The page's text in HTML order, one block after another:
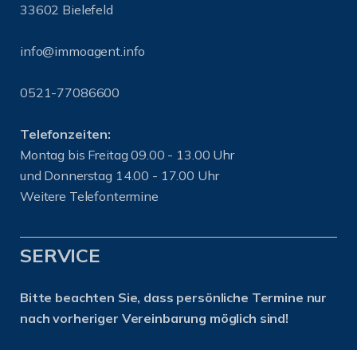
33602 Bielefeld
info@immoagent.info
0521-77086600
Telefonzeiten:
Montag bis Freitag 09.00 - 13.00 Uhr
und Donnerstag 14.00 - 17.00 Uhr
Weitere Telefontermine
SERVICE
Bitte beachten Sie, dass persönliche Termine nur
nach vorheriger Vereinbarung möglich sind!